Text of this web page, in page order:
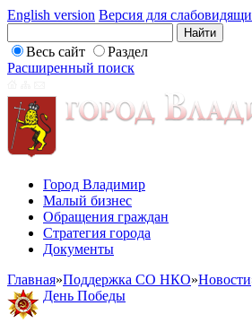
English version Версия для
Весь сайт
Раздел
Расширенный поиск
Город Владимир
Малый бизнес
Обращения граждан
Стратегия города
Документы
Главная»Поддержка СО НКО»Новости
День Победы